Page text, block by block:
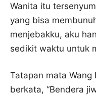
Wanita itu
yang bisa
menjebakku, aku
sedikit waktu untuk
Tatapan mata
berkata, “Bendera